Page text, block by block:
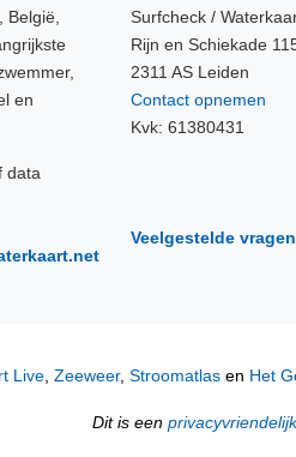
en
data
Surfcheck /
Rijn en Schiekade
2311 AS Leiden
Contact opnemen
Kvk: 61380431
Veelgestelde vragen
Live, Zeeweer, Stroomatlas en Het
Dit is een